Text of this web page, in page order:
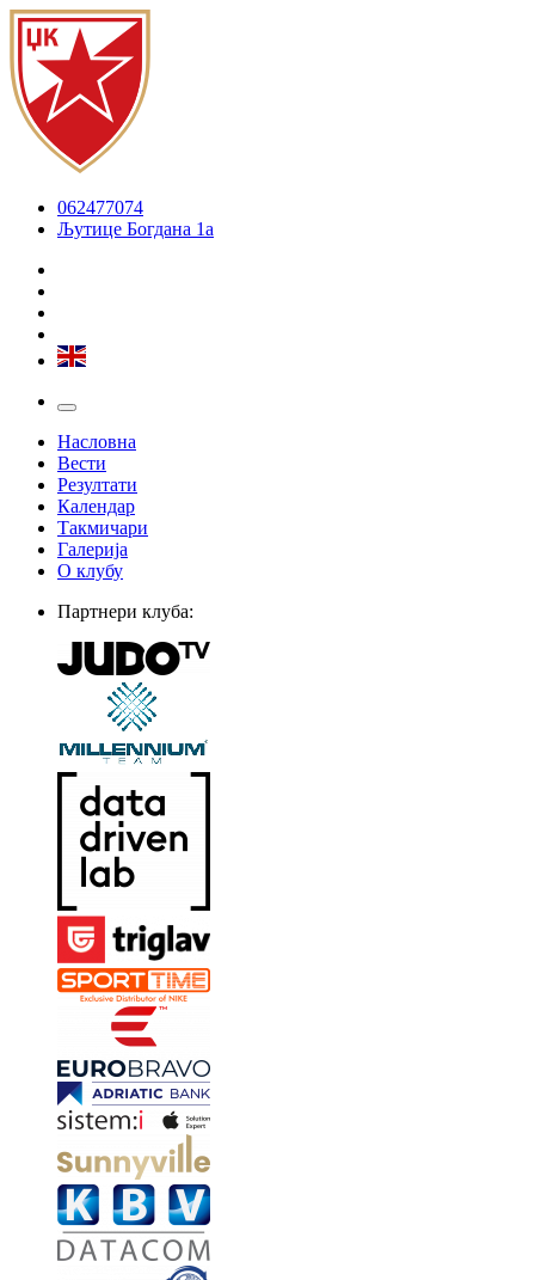
062477074
Љутице Богдана 1а
Насловна
Вести
Резултати
Календар
Такмичари
Галерија
О клубу
Партнери клуба: